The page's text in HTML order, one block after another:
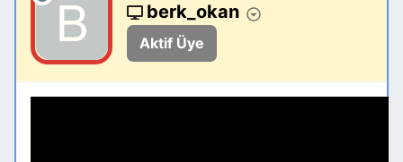
berk_okan
Aktif Üye